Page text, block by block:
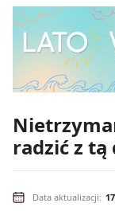
radzić z tą
Data aktualizacji: